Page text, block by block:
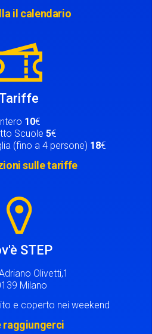
il calendario
10€
Scuole 5€
(fino a 4 persone) 18€
sulle tariffe
STEP
Olivetti,1
Milano
e coperto nei weekend
raggiungerci